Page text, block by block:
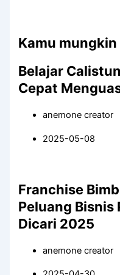
Kamu mungkin
Belajar
Cepat
anemone creator
2025-05-08
Franchise
Peluang Bisnis
Dicari 2025
anemone creator